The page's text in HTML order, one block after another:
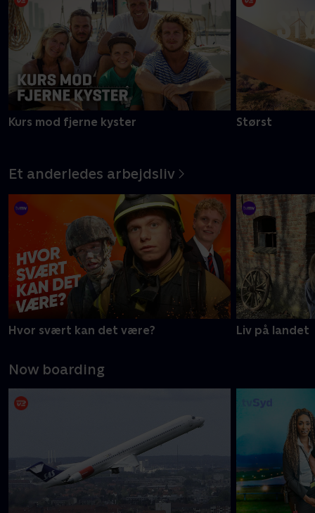
Kurs mod fjerne kyster Størst
Et anderledes arbejdsliv
Hvor svært kan det være? Liv på landet
Now boarding